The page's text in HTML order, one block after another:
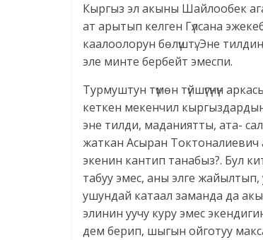
Кыргыз эл акыны Шайлообек
ат арытып келген Гүлсана
каалоолорун бөлүштү. Эне
эле минте бербейт эмеспи.
Турмуштун түмөн түйшүгүнүн
кеткен мекенчил
эне тилди, маданиятты, ата-
жаткан Асыран Токтоналиевич
экенин кантип танабыз?. Бул
табуу эмес, аны элге жайылтып,
ушундай катаал заманда да
элинин уучу куру эмес
дем берип, шыгын ойготуу